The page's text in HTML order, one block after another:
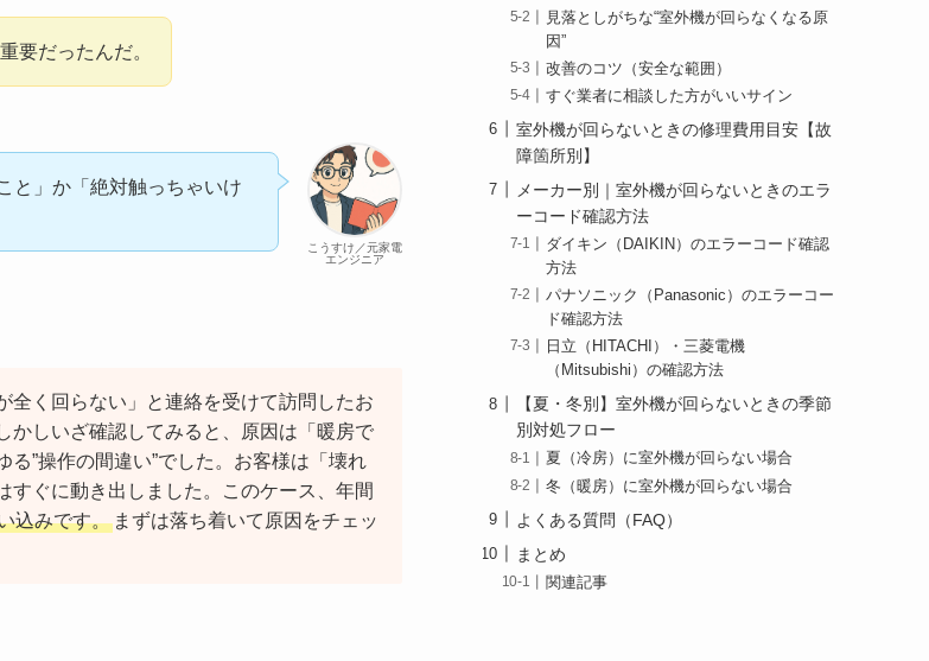
要だったんだ。
こうすけ／元家電
エンジニア
と」か「絶対触っちゃいけ
全く回らない」と連絡を受けて訪問したお
かしいざ確認してみると、原因は「暖房で
”操作の間違い”でした。お客様は「壊れ
すぐに動き出しました。このケース、年間
込みです。 まずは落ち着いて原因をチェッ
見落としがちな“室外機が回らなくなる原
因”
改善のコツ（安全な範囲）
すぐ業者に相談した方がいいサイン
室外機が回らないときの修理費用目安【故
障箇所別】
メーカー別｜室外機が回らないときのエラ
ーコード確認方法
ダイキン（DAIKIN）のエラーコード確認
方法
パナソニック（Panasonic）のエラーコー
ド確認方法
日立（HITACHI）・三菱電機
（Mitsubishi）の確認方法
【夏・冬別】室外機が回らないときの季節
別対処フロー
夏（冷房）に室外機が回らない場合
冬（暖房）に室外機が回らない場合
よくある質問（FAQ）
まとめ
関連記事